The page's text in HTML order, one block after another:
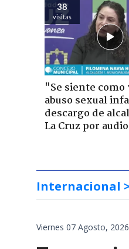
38
visitas
"Se siente
abuso sexual
descargo de
La Cruz por
Internacional
Viernes 07 Agosto,